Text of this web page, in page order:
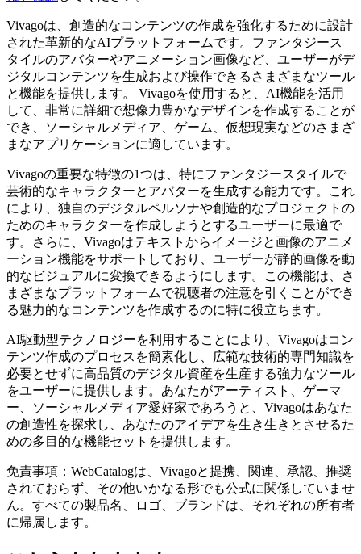
Vivagoは、創造的なコンテンツの作成を強化するために設計
された革新的なAIプラットフォームです。ファンタジース
タイルのアバターやアニメーション画像など、ユーザーがデ
ジタルコンテンツを生成および操作できるさまざまなツール
と機能を提供します。 Vivagoを使用すると、AI機能を活用
して、非常に詳細で想像力豊かなデザインを作成することが
でき、ソーシャルメディア、ゲーム、仮想現実などのさまざ
まなアプリケーションに適しています。
Vivagoの重要な特徴の1つは、特にファンタジースタイルで
芸術的なキャラクターとアバターを生成する能力です。これ
により、独自のデジタルペルソナや創造的なプロジェクトの
ためのキャラクターを作成しようとするユーザーに最適で
す。さらに、Vivagoはテキストからイメージと画像のアニメ
ーション機能をサポートしており、ユーザーが静的画像を動
的なビジュアルに変換できるようにします。この機能は、さ
まざまなプラットフォームで視聴者の注意を引くことができ
る魅力的なコンテンツを作成するのに特に役立ちます。
AI駆動型テクノロジーを利用することにより、Vivagoはコン
テンツ作成のプロセスを簡素化し、広範な技術的専門知識を
必要とせずに高品質のデジタル資産を生産する強力なツール
をユーザーに提供します。あなたがアーティスト、ゲーマ
ー、ソーシャルメディア愛好家であろうと、Vivagoはあなた
の創造性を探求し、あなたのアイデアを生き生きとさせるた
めの多目的な機能セットを提供します。
免責事項：WebCatalogは、Vivagoと提携、関連、承認、推奨
されておらず、その他いかなる形でも公式に関係していませ
ん。すべての製品名、ロゴ、ブランドは、それぞれの所有者
に帰属します。